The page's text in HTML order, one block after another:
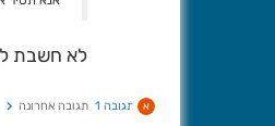
לא חשבת
א תגובה 1 תגובה אחרונה